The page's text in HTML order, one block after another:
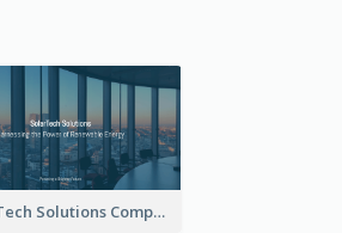
SolarTech Solutions Company Overview